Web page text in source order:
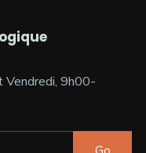
Vendredi, 9h00-